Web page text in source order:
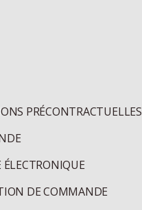
PRÉCONTRACTUELLES
DE COMMANDE